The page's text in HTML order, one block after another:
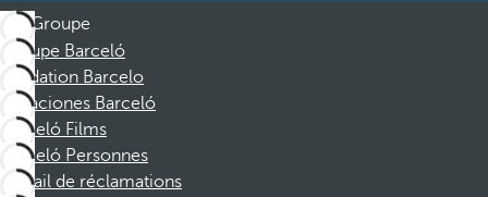
Groupe
Groupe Barceló
Fondation Barcelo
Vacaciones Barceló
Barceló Films
Barceló Personnes
Portail de réclamations